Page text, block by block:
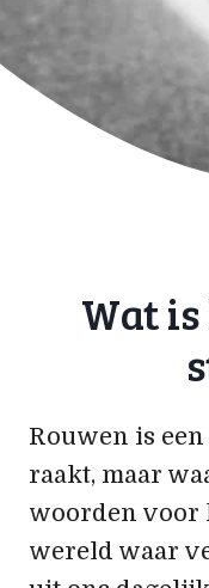
Wat
Rouwen is
raakt, maar
woorden voor
wereld waar